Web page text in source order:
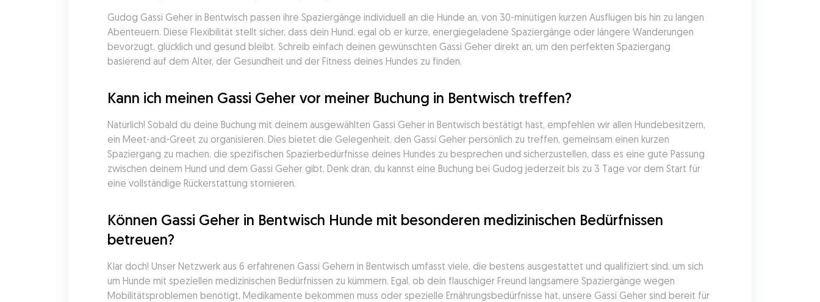
Gudog Gassi Geher in Bentwisch passen ihre Spaziergänge individuell an die Hunde an, von 30-minütigen kurzen Ausflügen bis hin zu langen
Abenteuern. Diese Flexibilität stellt sicher, dass dein Hund, egal ob er kurze, energiegeladene Spaziergänge oder längere Wanderungen
bevorzugt, glücklich und gesund bleibt. Schreib einfach deinen gewünschten Gassi Geher direkt an, um den perfekten Spaziergang
basierend auf dem Alter, der Gesundheit und der Fitness deines Hundes zu finden.
Kann ich meinen Gassi Geher vor meiner Buchung in Bentwisch treffen?
Natürlich! Sobald du deine Buchung mit deinem ausgewählten Gassi Geher in Bentwisch bestätigt hast, empfehlen wir allen Hundebesitzern,
ein Meet-and-Greet zu organisieren. Dies bietet die Gelegenheit, den Gassi Geher persönlich zu treffen, gemeinsam einen kurzen
Spaziergang zu machen, die spezifischen Spazierbedürfnisse deines Hundes zu besprechen und sicherzustellen, dass es eine gute Passung
zwischen deinem Hund und dem Gassi Geher gibt. Denk dran, du kannst eine Buchung bei Gudog jederzeit bis zu 3 Tage vor dem Start für
eine vollständige Rückerstattung stornieren.
Können Gassi Geher in Bentwisch Hunde mit besonderen medizinischen Bedürfnissen
betreuen?
Klar doch! Unser Netzwerk aus 6 erfahrenen Gassi Gehern in Bentwisch umfasst viele, die bestens ausgestattet und qualifiziert sind, um sich
um Hunde mit speziellen medizinischen Bedürfnissen zu kümmern. Egal, ob dein flauschiger Freund langsamere Spaziergänge wegen
Mobilitätsproblemen benötigt, Medikamente bekommen muss oder spezielle Ernährungsbedürfnisse hat, unsere Gassi Geher sind bereit für